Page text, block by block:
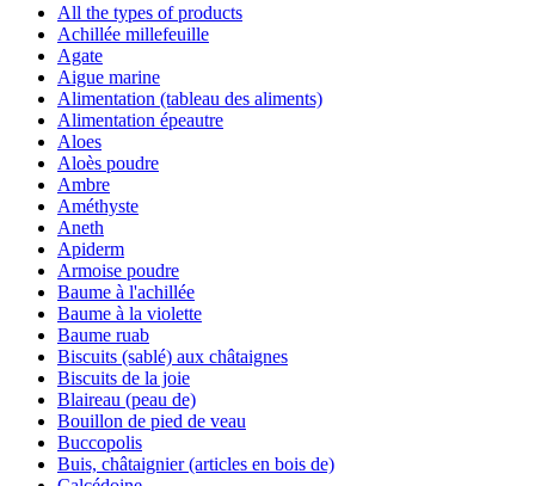
All the types of products
Achillée millefeuille
Agate
Aigue marine
Alimentation (tableau des aliments)
Alimentation épeautre
Aloes
Aloès poudre
Ambre
Améthyste
Aneth
Apiderm
Armoise poudre
Baume à l'achillée
Baume à la violette
Baume ruab
Biscuits (sablé) aux châtaignes
Biscuits de la joie
Blaireau (peau de)
Bouillon de pied de veau
Buccopolis
Buis, châtaignier (articles en bois de)